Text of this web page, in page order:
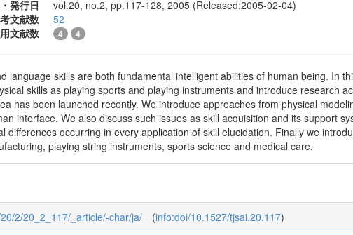
発行日
vol.20, no.2, pp.117-128, 2005 (Released:2005-02-04)
文献数
52
文献数
4 4
language skills are both fundamental intelligent abilities of human being. In
skills as playing sports and playing instruments and introduce research
has been launched recently. We introduce approaches from physical
interface. We also discuss such issues as skill acquisition and its support
differences occurring in every application of skill elucidation. Finally we
playing string instruments, sports science and medical care.
2/20_2_117/_article/-char/ja/ (info:doi/10.1527/tjsai.20.117)